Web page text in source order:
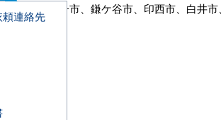
山市、我孫子市、鎌ケ谷市、印西市、白井
頼連絡先